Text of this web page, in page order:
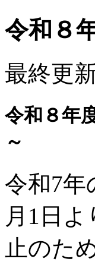
令和８
最終更
令和８年
～
令和7年
月1日
止のた